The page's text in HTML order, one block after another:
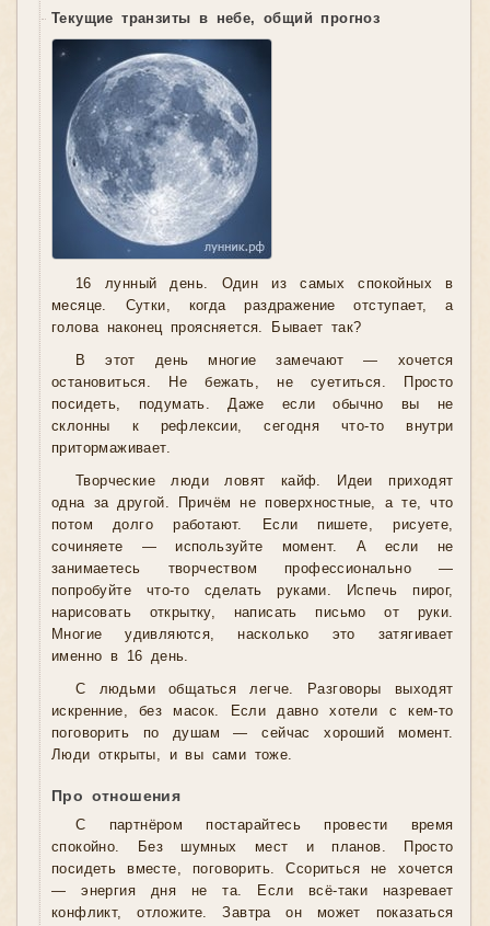
Текущие транзиты в небе, общий прогноз
16 лунный день. Один из самых спокойных в
месяце. Сутки, когда раздражение отступает, а
голова наконец проясняется. Бывает так?
В этот день многие замечают — хочется
остановиться. Не бежать, не суетиться. Просто
посидеть, подумать. Даже если обычно вы не
склонны к рефлексии, сегодня что-то внутри
притормаживает.
Творческие люди ловят кайф. Идеи приходят
одна за другой. Причём не поверхностные, а те, что
потом долго работают. Если пишете, рисуете,
сочиняете — используйте момент. А если не
занимаетесь творчеством профессионально —
попробуйте что-то сделать руками. Испечь пирог,
нарисовать открытку, написать письмо от руки.
Многие удивляются, насколько это затягивает
именно в 16 день.
С людьми общаться легче. Разговоры выходят
искренние, без масок. Если давно хотели с кем-то
поговорить по душам — сейчас хороший момент.
Люди открыты, и вы сами тоже.
Про отношения
С партнёром постарайтесь провести время
спокойно. Без шумных мест и планов. Просто
посидеть вместе, поговорить. Ссориться не хочется
— энергия дня не та. Если всё-таки назревает
конфликт, отложите. Завтра он может показаться